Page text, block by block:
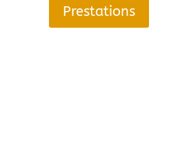
Prestations